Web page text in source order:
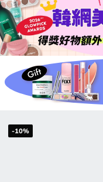
-10%